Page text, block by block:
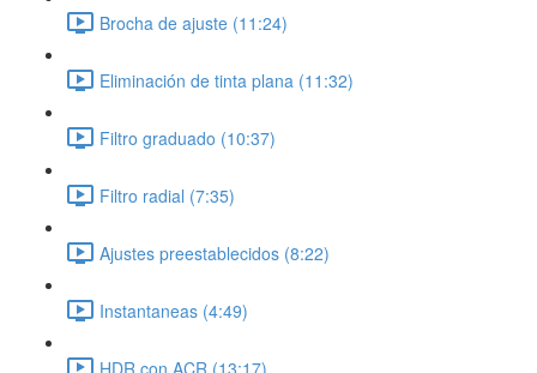
Brocha de ajuste (11:24)
Eliminación de tinta plana (11:32)
Filtro graduado (10:37)
Filtro radial (7:35)
Ajustes preestablecidos (8:22)
Instantaneas (4:49)
HDR con ACR (13:17)